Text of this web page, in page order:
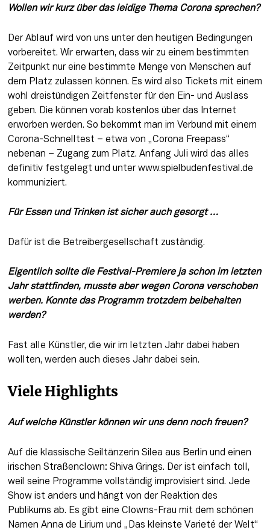
Wollen wir kurz über das leidige Thema Corona sprechen?
Der Ablauf wird von uns unter den heutigen Bedingungen
vorbereitet. Wir erwarten, dass wir zu einem bestimmten
Zeitpunkt nur eine bestimmte Menge von Menschen auf
dem Platz zulassen können. Es wird also Tickets mit einem
wohl dreistündigen Zeitfenster für den Ein- und Auslass
geben. Die können vorab kostenlos über das Internet
erworben werden. So bekommt man im Verbund mit einem
Corona-Schnelltest – etwa von „Corona Freepass“
nebenan – Zugang zum Platz. Anfang Juli wird das alles
definitiv festgelegt und unter www.spielbudenfestival.de
kommuniziert.
Für Essen und Trinken ist sicher auch gesorgt …
Dafür ist die Betreibergesellschaft zuständig.
Eigentlich sollte die Festival-Premiere ja schon im letzten
Jahr stattfinden, musste aber wegen Corona verschoben
werben. Konnte das Programm trotzdem beibehalten
werden?
Fast alle Künstler, die wir im letzten Jahr dabei haben
wollten, werden auch dieses Jahr dabei sein.
Viele Highlights
Auf welche Künstler können wir uns denn noch freuen?
Auf die klassische Seiltänzerin Silea aus Berlin und einen
irischen Straßenclown: Shiva Grings. Der ist einfach toll,
weil seine Programme vollständig improvisiert sind. Jede
Show ist anders und hängt von der Reaktion des
Publikums ab. Es gibt eine Clowns-Frau mit dem schönen
Namen Anna de Lirium und „Das kleinste Varieté der Welt“